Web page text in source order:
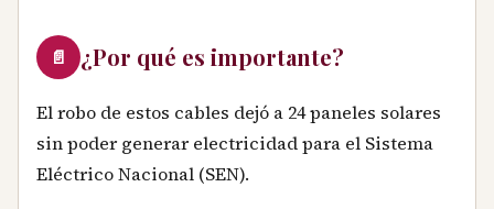
📄 ¿Por qué es importante?
El robo de estos cables dejó a 24 paneles solares
sin poder generar electricidad para el Sistema
Eléctrico Nacional (SEN).